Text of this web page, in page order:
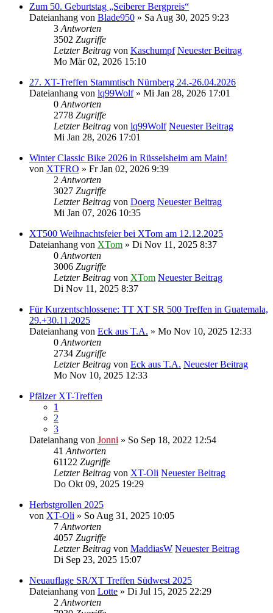
Zum 50. Geburtstag „Seiberer Bergpreis“
Dateianhang von Blade950 » Sa Aug 30, 2025 9:23
3 Antworten
3502 Zugriffe
Letzter Beitrag von Kaschumpf Neuester Beitrag
Mo Mär 02, 2026 15:10
27. XT-Treffen Stammtisch Nürnberg 24.-26.04.2026
Dateianhang von lq99Wolf» Mi Jan 28, 2026 17:01
0 Antworten
2778 Zugriffe
Letzter Beitrag von lq99Wolf Neuester Beitrag
Mi Jan 28, 2026 17:01
Winter Classic Bike 2026 in Rüsselsheim am Main!
von XTFRO » Fr Jan 02, 2026 9:39
2 Antworten
3027 Zugriffe
Letzter Beitrag von Doerg Neuester Beitrag
Mi Jan 07, 2026 10:35
XT500 Weihnachtsfeier bei XTom am 12.12.2025
Dateianhang von XTom » Di Nov 11, 2025 8:37
0 Antworten
3006 Zugriffe
Letzter Beitrag von XTom Neuester Beitrag
Di Nov 11, 2025 8:37
Für Kurzentschlossene: TT XT SR 500 Treffen in Guatemala,
29.+30.11.2025
Dateianhang von Eck aus T.A. » Mo Nov 10, 2025 12:33
0 Antworten
2734 Zugriffe
Letzter Beitrag von Eck aus T.A. Neuester Beitrag
Mo Nov 10, 2025 12:33
Pfälzer XT-Treffen
1
2
3
Dateianhang von Jonni » So Sep 18, 2022 12:54
41 Antworten
61122 Zugriffe
Letzter Beitrag von XT-Oli Neuester Beitrag
Do Okt 09, 2025 19:29
Herbstgrollen 2025
von XT-Oli » So Aug 31, 2025 10:05
7 Antworten
4057 Zugriffe
Letzter Beitrag von MaddiasW Neuester Beitrag
Di Sep 23, 2025 15:07
Neuauflage SR/XT Treffen Südwest 2025
Dateianhang von Lotte » Di Jul 15, 2025 22:29
2 Antworten